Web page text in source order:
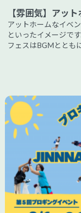
【雰囲気】ア
アットホームなイベ
といったイメージです
フェスはBGMととも